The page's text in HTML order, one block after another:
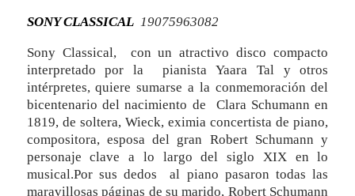
SONY CLASSICAL19075963082
Sony Classical, con un atractivo disco compacto
interpretado por la pianista Yaara Tal y otros
intérpretes, quiere sumarse a la conmemoración del
bicentenario del nacimiento de Clara Schumann en
1819, de soltera, Wieck, eximia concertista de piano,
compositora, esposa del gran Robert Schumann y
personaje clave a lo largo del siglo XIX en lo
musical.Por sus dedos al piano pasaron todas las
maravillosas páginas de su marido, Robert Schumann